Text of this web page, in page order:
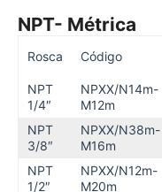
NPT- Métrica
Rosca Código
NPT
1/4″
NPXX/N14m-
M12m
NPT
3/8″
NPXX/N38m-
M16m
NPT
1/2″
NPXX/N12m-
M20m